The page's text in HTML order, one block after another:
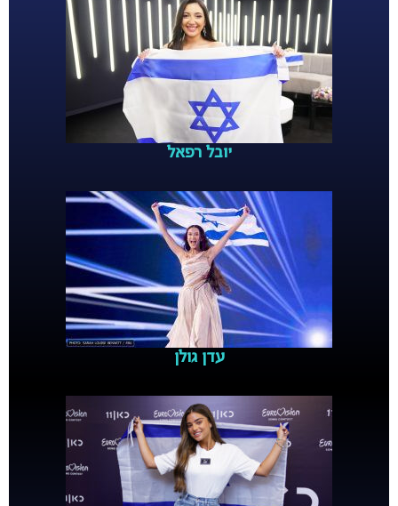
יובל רפאל
עדן גולן